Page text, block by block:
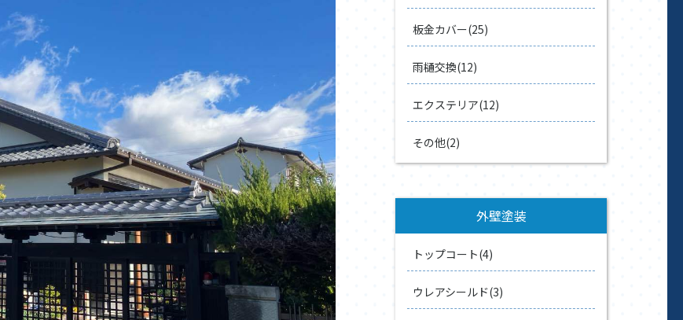
板金カバー(25)
雨樋交換(12)
エクステリア(12)
その他(2)
外壁塗装
トップコート(4)
ウレアシールド(3)